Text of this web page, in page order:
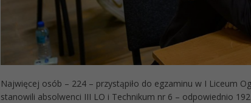
Najwięcej osób – 224 – przystąpiło do egzaminu w I Liceum
stanowili absolwenci III LO i Technikum nr 6 – odpowiednio